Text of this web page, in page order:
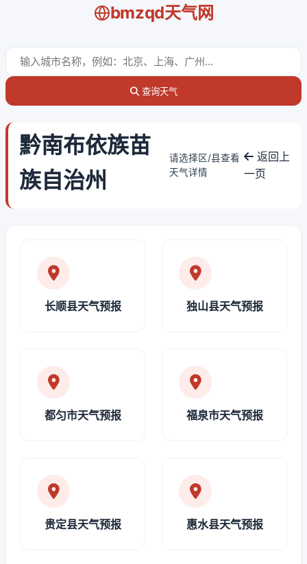
bmzqd天气网
查询天气
黔南布依族苗
族自治州
请选择区/县查看
天气详情
返回上
一页
长顺县天气预报 独山县天气预报
都匀市天气预报 福泉市天气预报
贵定县天气预报 惠水县天气预报